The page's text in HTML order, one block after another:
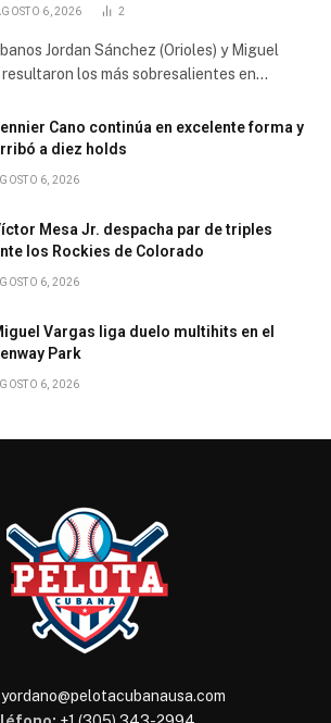
6, 2026 2
Jordan Sánchez (Orioles) y Miguel
resultaron los más sobresalientes en…
Cano continúa en excelente forma y
a diez holds
6, 2026
Mesa Jr. despacha par de triples
los Rockies de Colorado
6, 2026
Vargas liga duelo multihits en el
Park
6, 2026
yordano@pelotacubanausa.com